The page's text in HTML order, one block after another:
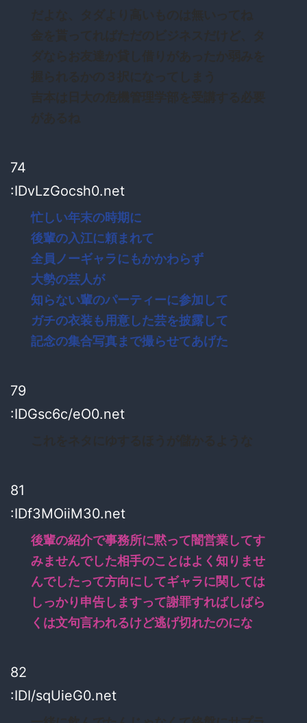
74
:IDvLzGocsh0.net
忙しい年末の時期に
後輩の入江に頼まれて
全員ノーギャラにもかかわらず
大勢の芸人が
知らない輩のパーティーに参加して
ガチの衣装も用意した芸を披露して
記念の集合写真まで撮らせてあげた
79
:IDGsc6c/eO0.net
81
:IDf3MOiiM30.net
後輩の紹介で事務所に黙って闇営業してす
みませんでした相手のことはよく知りませ
んでしたって方向にしてギャラに関しては
しっかり申告しますって謝罪すればしばら
くは文句言われるけど逃げ切れたのにな
82
:IDI/sqUieG0.net